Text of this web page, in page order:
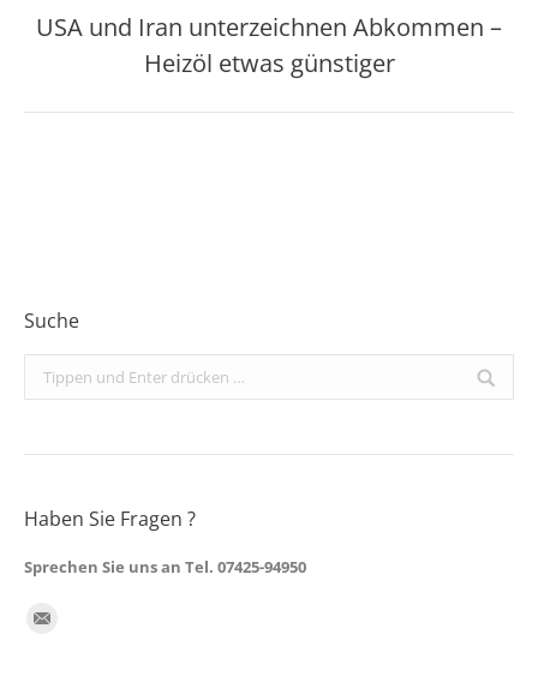
Nächster
Beitrag:
USA und Iran unterzeichnen Abkommen –
Heizöl etwas günstiger
Suche
Search:
Haben Sie Fragen ?
Sprechen Sie uns an Tel. 07425-94950
Finden Sie uns auf: